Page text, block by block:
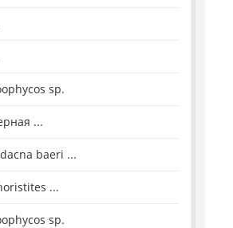
sp.
...
baeri ...
...
sp.